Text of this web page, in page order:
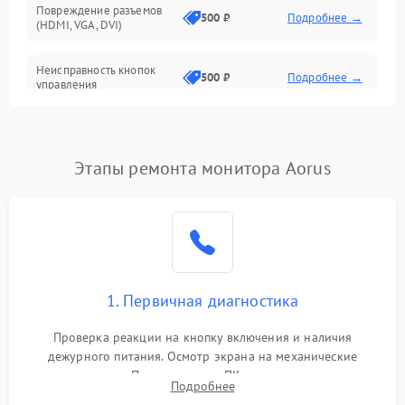
Повреждение разъемов
(HDMI, VGA, DVI)
500 ₽ Подробнее →
Неисправность кнопок
управления
500 ₽ Подробнее →
Повреждение кабеля
1000 ₽
Поломка системы
автоматического
1000 ₽ Подробнее →
Неисправность системы
1000 ₽
Этапы ремонта монитора Aorus
1. Первичная диагностика
Проверка реакции на кнопку включения и наличия
дежурного питания. Осмотр экрана на механические
повреждения. Подключение к ПК для оценки вывода
изображения, работы подсветки и выявления артефактов на
Подробнее